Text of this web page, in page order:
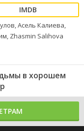
Асель Калиева,
Zhasmin Salihova
в хорошем